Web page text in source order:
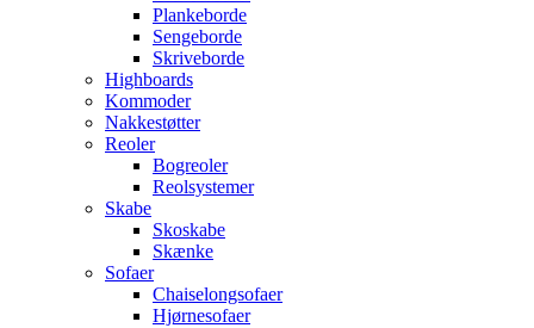
Plankeborde
Sengeborde
Skriveborde
Highboards
Kommoder
Nakkestøtter
Reoler
Bogreoler
Reolsystemer
Skabe
Skoskabe
Skænke
Sofaer
Chaiselongsofaer
Hjørnesofaer